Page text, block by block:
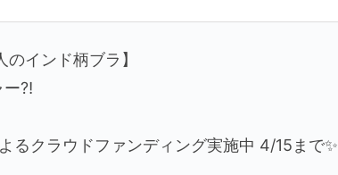
インド柄ブラ】
ー⁈
るクラウドファンディング実施中 4/15まで✨